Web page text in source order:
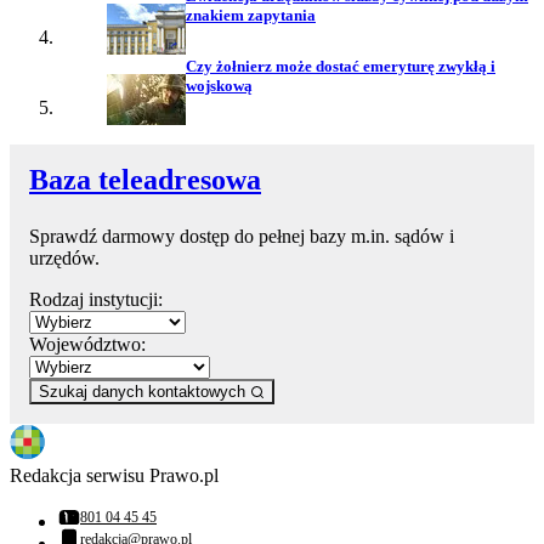
znakiem zapytania
Czy żołnierz może dostać emeryturę zwykłą i
wojskową
Baza teleadresowa
Sprawdź darmowy dostęp do pełnej bazy m.in. sądów i
urzędów.
Rodzaj instytucji:
Województwo:
Szukaj danych kontaktowych
Redakcja serwisu Prawo.pl
Numer telefonu:
801 04 45 45
redakcja@prawo.pl